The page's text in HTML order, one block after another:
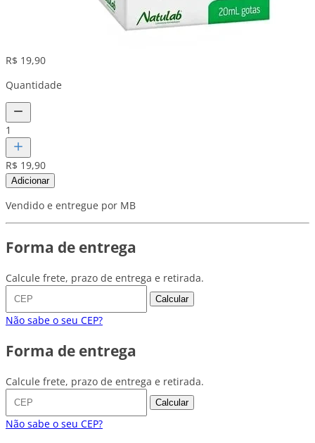
R$ 19,90
Quantidade
1
R$ 19,90
Adicionar
Vendido e entregue por MB
Forma de entrega
Calcule frete, prazo de entrega e retirada.
Calcular
Não sabe o seu CEP?
Forma de entrega
Calcule frete, prazo de entrega e retirada.
Calcular
Não sabe o seu CEP?